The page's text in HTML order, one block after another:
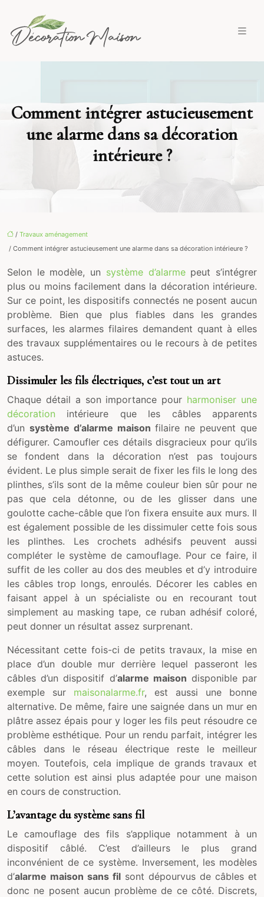
Comment intégrer astucieusement
une alarme dans sa décoration
intérieure ?
/ Travaux aménagement
/ Comment intégrer astucieusement une alarme dans sa décoration intérieure ?
Selon le modèle, un système d’alarmepeut s’intégrer
plus ou moins facilement dans la décoration intérieure.
Sur ce point, les dispositifs connectés ne posent aucun
problème. Bien que plus fiables dans les grandes
surfaces, les alarmes filaires demandent quant à elles
des travaux supplémentaires ou le recours à de petites
astuces.
Dissimuler les fils électriques, c’est tout un art
Chaque détail a son importance pour harmoniser une
décoration intérieure que les câbles apparents
d’un système d’alarme maison filaire ne peuvent que
défigurer. Camoufler ces détails disgracieux pour qu’ils
se fondent dans la décoration n’est pas toujours
évident. Le plus simple serait de fixer les fils le long des
plinthes, s’ils sont de la même couleur bien sûr pour ne
pas que cela détonne, ou de les glisser dans une
goulotte cache-câble que l’on fixera ensuite aux murs. Il
est également possible de les dissimuler cette fois sous
les plinthes. Les crochets adhésifs peuvent aussi
compléter le système de camouflage. Pour ce faire, il
suffit de les coller au dos des meubles et d’y introduire
les câbles trop longs, enroulés. Décorer les cables en
faisant appel à un spécialiste ou en recourant tout
simplement au masking tape, ce ruban adhésif coloré,
peut donner un résultat assez surprenant.
Nécessitant cette fois-ci de petits travaux, la mise en
place d’un double mur derrière lequel passeront les
câbles d’un dispositif d’alarme maison disponible par
exemple sur maisonalarme.fr, est aussi une bonne
alternative. De même, faire une saignée dans un mur en
plâtre assez épais pour y loger les fils peut résoudre ce
problème esthétique. Pour un rendu parfait, intégrer les
câbles dans le réseau électrique reste le meilleur
moyen. Toutefois, cela implique de grands travaux et
cette solution est ainsi plus adaptée pour une maison
en cours de construction.
L’avantage du système sans fil
Le camouflage des fils s’applique notamment à un
dispositif câblé. C’est d’ailleurs le plus grand
inconvénient de ce système. Inversement, les modèles
d’alarme maison sans fil sont dépourvus de câbles et
donc ne posent aucun problème de ce côté. Discrets,